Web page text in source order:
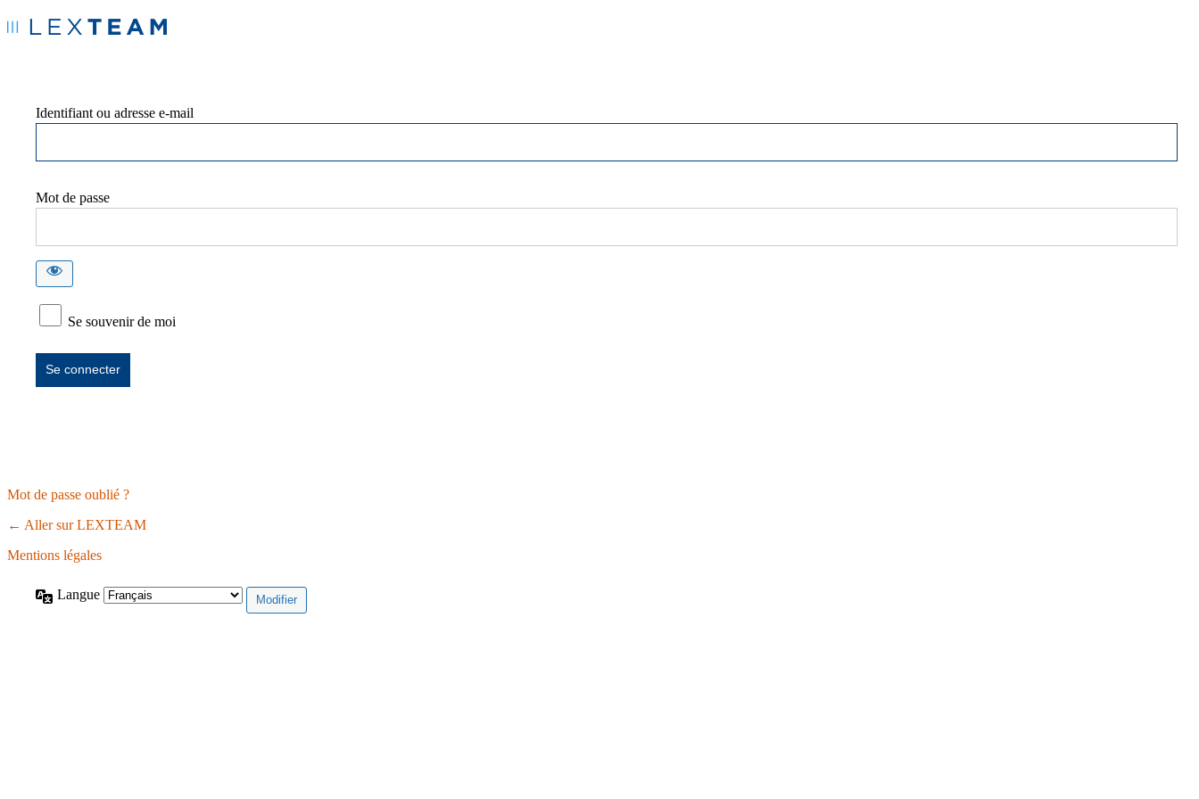
Identifiant ou adresse e-mail
Mot de passe
Se souvenir de moi
Mot de passe oublié ?
← Aller sur LEXTEAM
Mentions légales
Langue